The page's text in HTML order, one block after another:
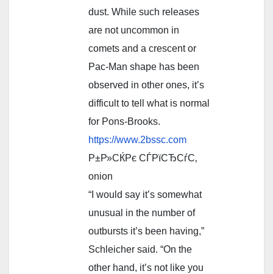
dust. While such releases
are not uncommon in
comets and a crescent or
Pac-Man shape has been
observed in other ones, it’s
difficult to tell what is normal
for Pons-Brooks.
https://www.2bssc.com
Р±Р»СЌРє СЃРїСЂСѓС‚
onion
“I would say it’s somewhat
unusual in the number of
outbursts it’s been having,”
Schleicher said. “On the
other hand, it’s not like you